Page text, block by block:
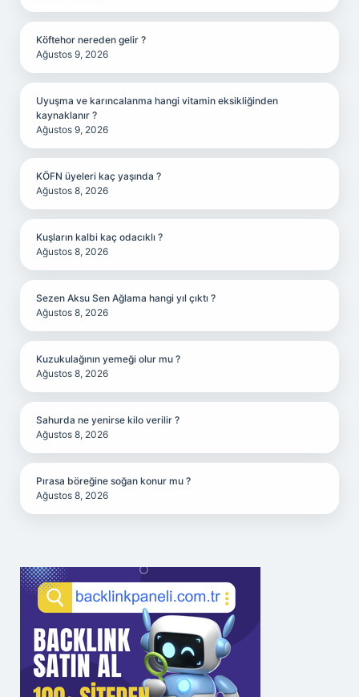
Köftehor nereden gelir ?
Ağustos 9, 2026
Uyuşma ve karıncalanma hangi vitamin eksikliğinden
kaynaklanır ?
Ağustos 9, 2026
KÖFN üyeleri kaç yaşında ?
Ağustos 8, 2026
Kuşların kalbi kaç odacıklı ?
Ağustos 8, 2026
Sezen Aksu Sen Ağlama hangi yıl çıktı ?
Ağustos 8, 2026
Kuzukulağının yemeği olur mu ?
Ağustos 8, 2026
Sahurda ne yenirse kilo verilir ?
Ağustos 8, 2026
Pırasa böreğine soğan konur mu ?
Ağustos 8, 2026